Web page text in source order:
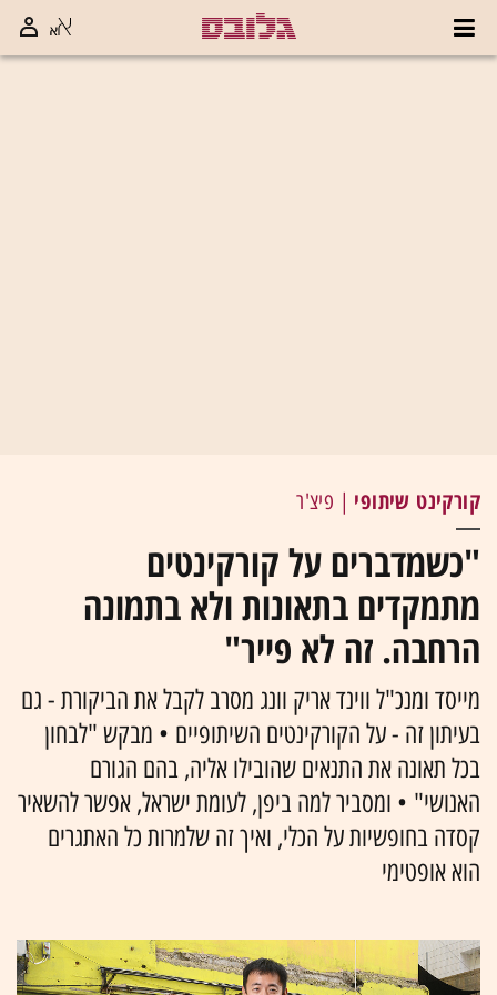
קורקינט שיתופי | פיצ'ר
"כשמדברים על קורקינטים
מתמקדים בתאונות ולא בתמונה
הרחבה. זה לא פייר"
מייסד ומנכ"ל ווינד אריק וונג מסרב לקבל את הביקורת - גם
בעיתון זה - על הקורקינטים השיתופיים • מבקש "לבחון
בכל תאונה את התנאים שהובילו אליה, בהם הגורם
האנושי" • ומסביר למה ביפן, לעומת ישראל, אפשר להשאיר
קסדה בחופשיות על הכלי, ואיך זה שלמרות כל האתגרים
הוא אופטימי